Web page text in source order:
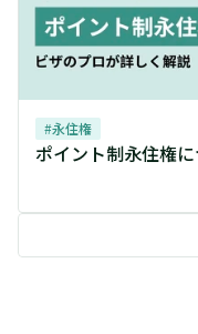
#永住権
ポイント制永住権